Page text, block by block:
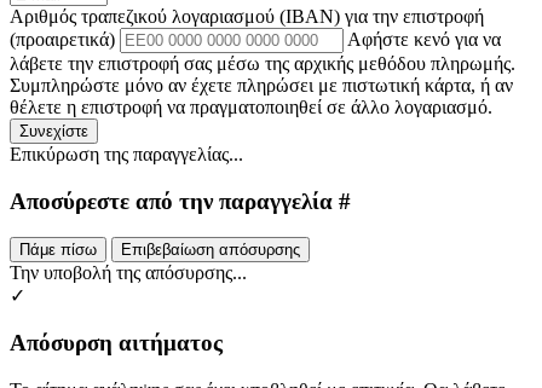
Αριθμός τραπεζικού λογαριασμού (IBAN) για την επιστροφή
(προαιρετικά)
Αφήστε κενό για να
λάβετε την επιστροφή σας μέσω της αρχικής μεθόδου πληρωμής.
Συμπληρώστε μόνο αν έχετε πληρώσει με πιστωτική κάρτα, ή αν
θέλετε η επιστροφή να πραγματοποιηθεί σε άλλο λογαριασμό.
Συνεχίστε
Επικύρωση της παραγγελίας...
Αποσύρεστε από την παραγγελία #
Πάμε πίσω Επιβεβαίωση απόσυρσης
Την υποβολή της απόσυρσης...
✓
Απόσυρση αιτήματος